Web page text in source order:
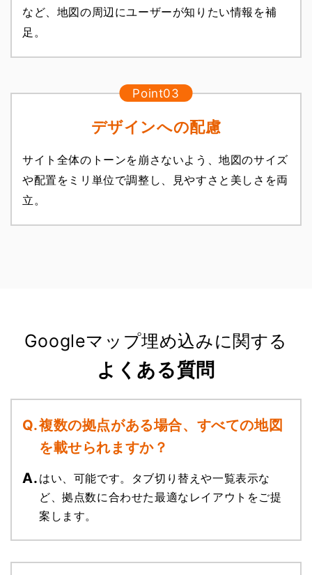
など、地図の周辺にユーザーが知りたい情報を補
足。
デザインへの配慮
サイト全体のトーンを崩さないよう、地図のサイズ
や配置をミリ単位で調整し、見やすさと美しさを両
立。
Googleマップ埋め込みに関する
よくある質問
複数の拠点がある場合、すべての地図
を載せられますか？
はい、可能です。タブ切り替えや一覧表示な
ど、拠点数に合わせた最適なレイアウトをご提
案します。